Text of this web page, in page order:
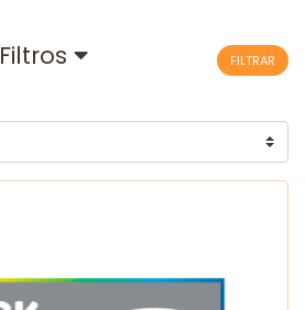
Filtros FILTRAR